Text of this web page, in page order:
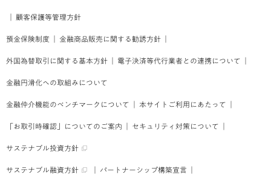
顧客保護等管理方針
預金保険制度 金融商品販売に関する勧誘方針
外国為替取引に関する基本方針 電子決済等代行業者との連携について
金融円滑化への取組みについて
金融仲介機能のベンチマークについて 本サイトご利用にあたって
「お取引時確認」についてのご案内 セキュリティ対策について
サステナブル投資方針
サステナブル融資方針 パートナーシップ構築宣言